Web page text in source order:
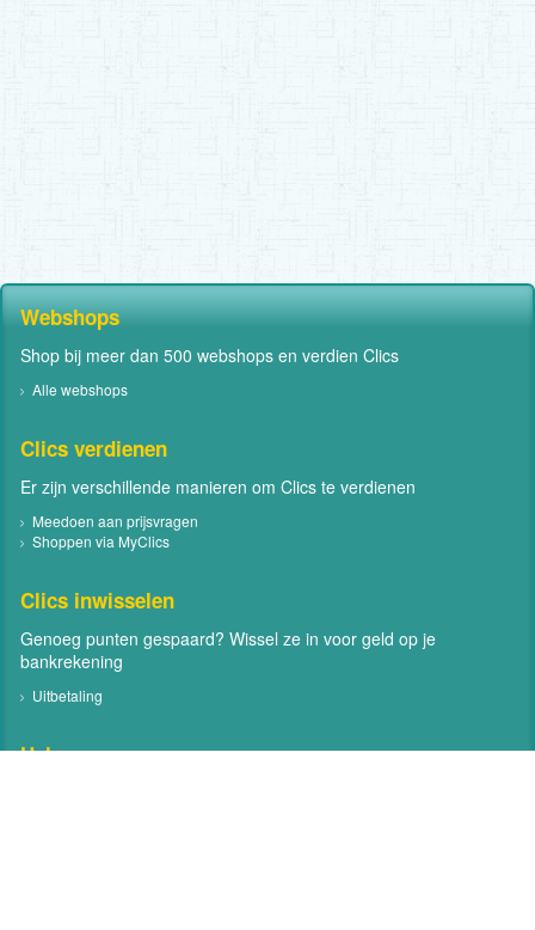
Webshops
Shop bij meer dan 500 webshops en verdien Clics
Alle webshops
Clics verdienen
Er zijn verschillende manieren om Clics te verdienen
Meedoen aan prijsvragen
Shoppen via MyClics
Clics inwisselen
Genoeg punten gespaard? Wissel ze in voor geld op je
bankrekening
Uitbetaling
Help